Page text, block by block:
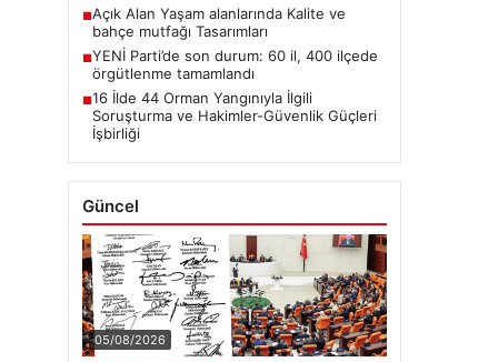
■Açık Alan Yaşam alanlarında Kalite ve
bahçe mutfağı Tasarımları
■YENİ Parti’de son durum: 60 il, 400 ilçede
örgütlenme tamamlandı
■16 İlde 44 Orman Yangınıyla İlgili
Soruşturma ve Hakimler-Güvenlik Güçleri
İşbirliği
Güncel
05/08/2026